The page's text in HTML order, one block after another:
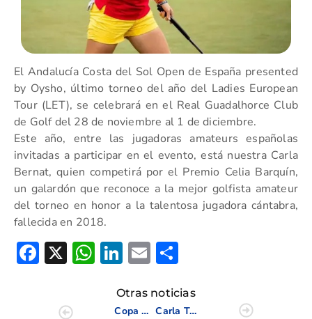
El Andalucía Costa del Sol Open de España presented
by Oysho, último torneo del año del Ladies European
Tour (LET), se celebrará en el Real Guadalhorce Club
de Golf del 28 de noviembre al 1 de diciembre.
Este año, entre las jugadoras amateurs españolas
invitadas a participar en el evento, está nuestra Carla
Bernat, quien competirá por el Premio Celia Barquín,
un galardón que reconoce a la mejor golfista amateur
del torneo en honor a la talentosa jugadora cántabra,
fallecida en 2018.
Facebook
X WhatsApp
LinkedIn
Email
Otras noticias
Copa Baleares 2024
Carla Tejedo jugará la final de la Escuela de la LPGA